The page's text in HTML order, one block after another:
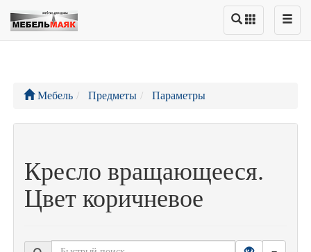
Мебель Предметы Параметры
Кресло вращающееся.
Цвет коричневое